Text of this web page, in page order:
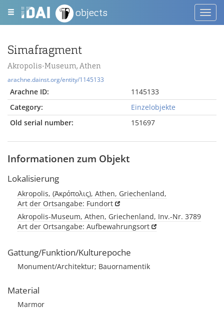
objects
Simafragment
Akropolis-Museum, Athen
arachne.dainst.org/entity/1145133
Arachne ID:
1145133
Category:
Einzelobjekte
Old serial number:
151697
Informationen zum Objekt
Lokalisierung
Akropolis, (Ἀκρόπολις), Athen, Griechenland,
Art der Ortsangabe: Fundort
Akropolis-Museum, Athen, Griechenland, Inv.-Nr. 3789
Art der Ortsangabe: Aufbewahrungsort
Gattung/Funktion/Kulturepoche
Monument/Architektur; Bauornamentik
Material
Marmor